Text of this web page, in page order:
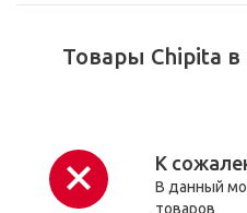
Товары Chipita
К
В данный
товаров